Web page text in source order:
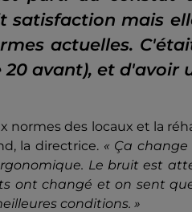
satisfaction mais
actuelles.
20 avant), et d'avoir
normes des locaux et la
la directrice. « Ça
Le bruit est
ont changé et on sent
conditions. »